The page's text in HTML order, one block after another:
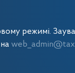
режимі.
на